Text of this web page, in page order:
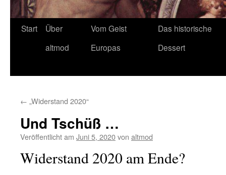
Start
Über
altmod
Vom Geist
Europas
Das historische
Dessert
← „Widerstand 2020“
Und Tschüß …
Veröffentlicht am Juni 5, 2020von altmod
Widerstand 2020 am Ende?